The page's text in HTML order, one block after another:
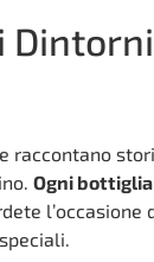
Dintorni
raccontano
Ogni
l’occasione